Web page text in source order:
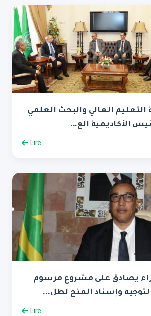
التعليم العالي والبحث العلمي
الأكاديمية الع...
Lire
يصادق على مشروع مرسوم
وإسناد المنح لطل...
Lire